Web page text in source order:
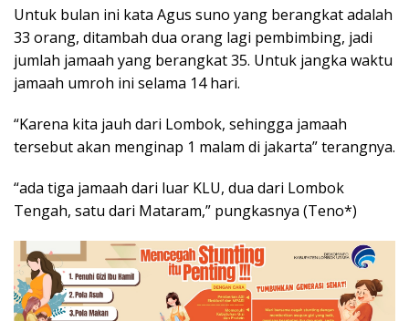
Untuk bulan ini kata Agus suno yang berangkat adalah
33 orang, ditambah dua orang lagi pembimbing, jadi
jumlah jamaah yang berangkat 35. Untuk jangka waktu
jamaah umroh ini selama 14 hari.
“Karena kita jauh dari Lombok, sehingga jamaah
tersebut akan menginap 1 malam di jakarta” terangnya.
“ada tiga jamaah dari luar KLU, dua dari Lombok
Tengah, satu dari Mataram,” pungkasnya (Teno*)